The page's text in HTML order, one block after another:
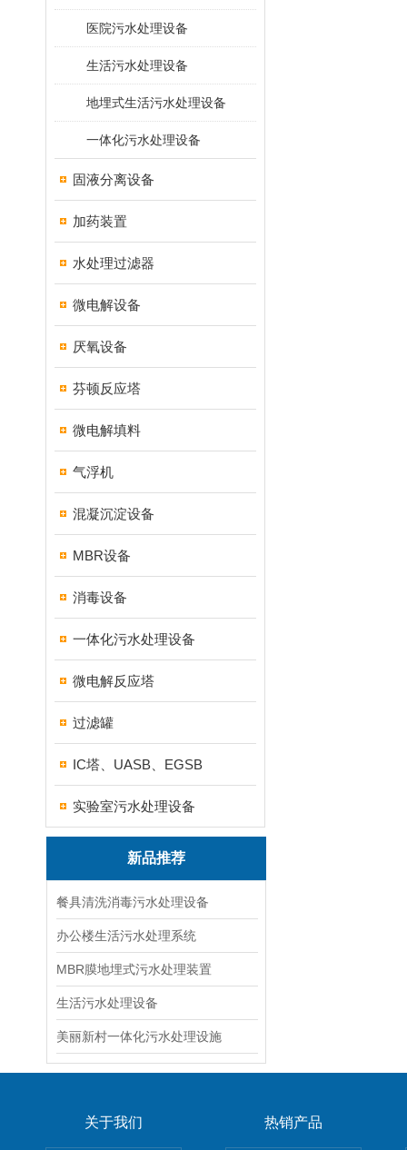
医院污水处理设备
生活污水处理设备
地埋式生活污水处理设备
一体化污水处理设备
固液分离设备
加药装置
水处理过滤器
微电解设备
厌氧设备
芬顿反应塔
微电解填料
气浮机
混凝沉淀设备
MBR设备
消毒设备
一体化污水处理设备
微电解反应塔
过滤罐
IC塔、UASB、EGSB
实验室污水处理设备
新品推荐
餐具清洗消毒污水处理设备
办公楼生活污水处理系统
MBR膜地埋式污水处理装置
生活污水处理设备
美丽新村一体化污水处理设施
关于我们 热销产品